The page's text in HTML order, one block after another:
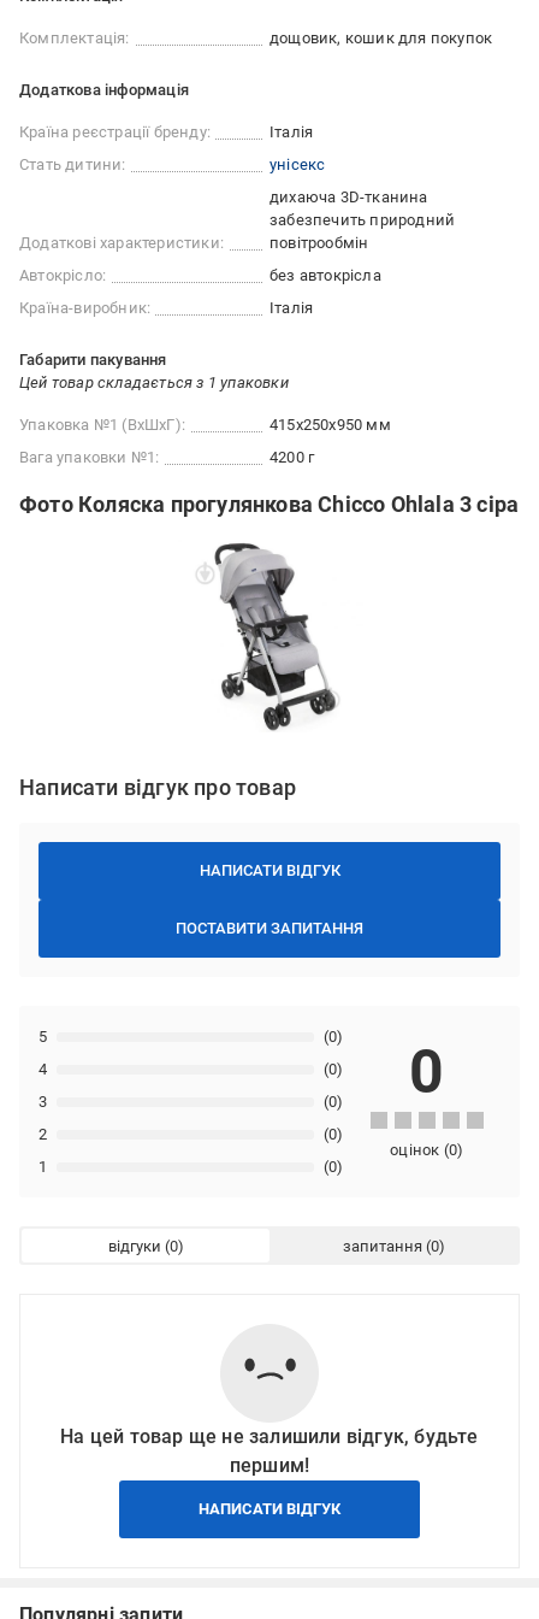
Комплектація: дощовик, кошик для покупок
Додаткова інформація
Країна реєстрації бренду:
Італія
Стать дитини:
унісекс
Додаткові характеристики:
дихаюча 3D-тканина
забезпечить природний
повітрообмін
Автокрісло:
без автокрісла
Країна-виробник:
Італія
Габарити пакування
Цей товар складається з 1 упаковки
Упаковка №1 (ВхШхГ):
415x250x950 мм
Вага упаковки №1:
4200 г
Фото Коляска прогулянкова Chicco Ohlala 3 сіра
Написати відгук про товар
НАПИСАТИ ВІДГУК
ПОСТАВИТИ ЗАПИТАННЯ
1 (0)
2 (0)
3 (0)
4 (0)
5 (0)
0
оцінок (0)
відгуки запитання
На цей товар ще не залишили відгук, будьте
першим!
НАПИСАТИ ВІДГУК